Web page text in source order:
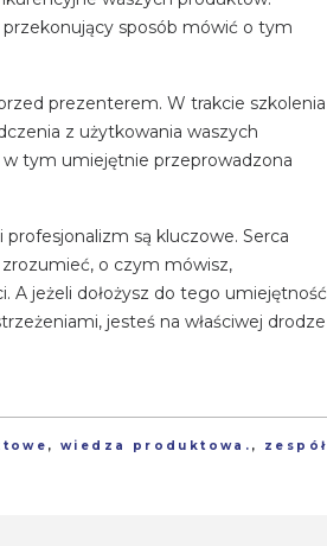
sposób mówić o tym
prezenterem. W trakcie szkolenia
z użytkowania waszych
tym umiejętnie przeprowadzona
są kluczowe. Serca
o czym mówisz,
A jeżeli dołożysz do tego umiejętność
jesteś na właściwej drodze
,wiedza produktowa. , zespół